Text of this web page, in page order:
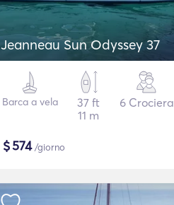
Jeanneau Sun Odyssey 37
Barca a vela
37 ft
11 m
6 Crociera
$574/giorno